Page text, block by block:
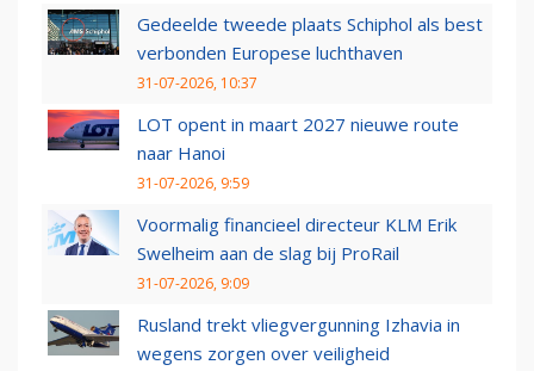
Gedeelde tweede plaats Schiphol als best
verbonden Europese luchthaven
31-07-2026, 10:37
LOT opent in maart 2027 nieuwe route
naar Hanoi
31-07-2026, 9:59
Voormalig financieel directeur KLM Erik
Swelheim aan de slag bij ProRail
31-07-2026, 9:09
Rusland trekt vliegvergunning Izhavia in
wegens zorgen over veiligheid